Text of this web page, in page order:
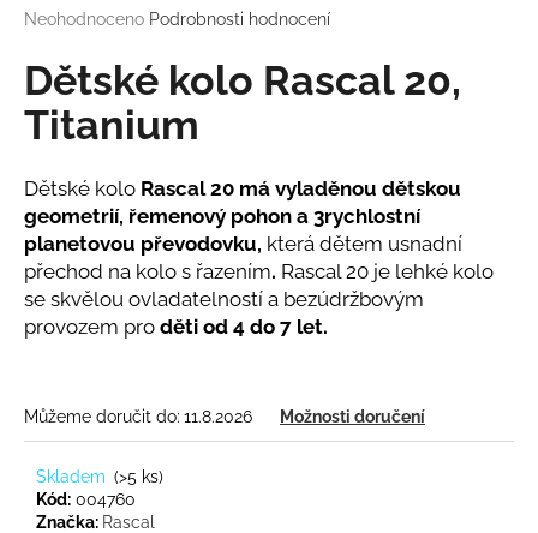
Průměrné
produktu
je
0,0
hvězdiček.
Neohodnoceno Podrobnosti hodnocení
Dětské kolo Rascal 20,
Titanium
Dětské kolo Rascal 20 má vyladěnou dětskou
geometrií, řemenový pohon a 3rychlostní
planetovou převodovku, která dětem usnadní
přechod na kolo s řazením. Rascal 20 je lehké kolo
se skvělou ovladatelností a bezúdržbovým
provozem pro děti od 4 do 7 let.
Můžeme doručit do: 11.8.2026 Možnosti doručení
Skladem (>5 ks)
Kód: 004760
Značka: Rascal
a
j
í
t
HLEDAT
o
p
u